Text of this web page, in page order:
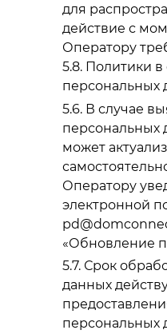
для
действие с
Оператору
5.8. Политики
персональных
В случае
персональных
может
Оператору
электронной
«Обновление
Срок
данных
персональных